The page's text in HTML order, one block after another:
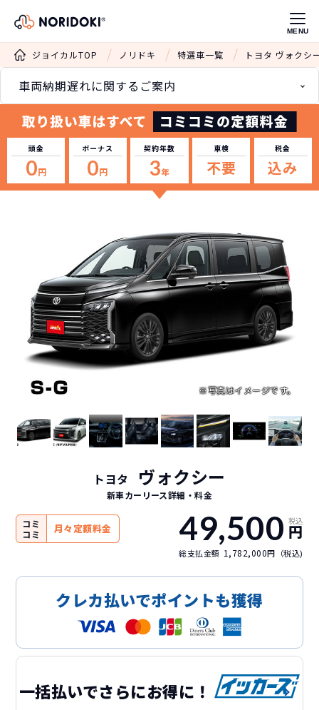
MENU
ジョイカルTOP ノリドキ 特選車一覧 トヨタ ヴォクシ
車両納期遅れに関するご案内
頭金
0円
ボーナス
0円
契約年数
3年
車検
不要
税金
込み
トヨタ ヴォクシー
新車カーリース詳細 ・料金
コミ
コミ
月々定額料金 49,500 税込
円
総支払金額 1,782,000円（税込)
クレカ払いでポイントも獲得
一括払いでさらにお得に！